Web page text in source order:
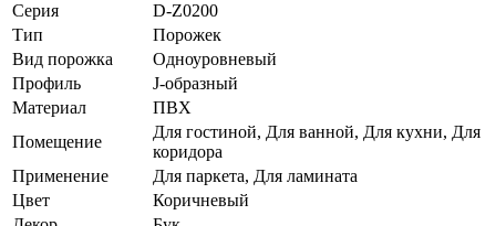
Серия
D-Z0200
Тип
Порожек
Вид порожка
Одноуровневый
Профиль
J-образный
Материал
ПВХ
Помещение
Для гостиной, Для ванной, Для кухни, Для
коридора
Применение
Для паркета, Для ламината
Цвет
Коричневый